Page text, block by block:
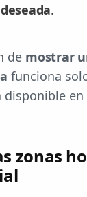
.
de mostrar
funciona
zonas